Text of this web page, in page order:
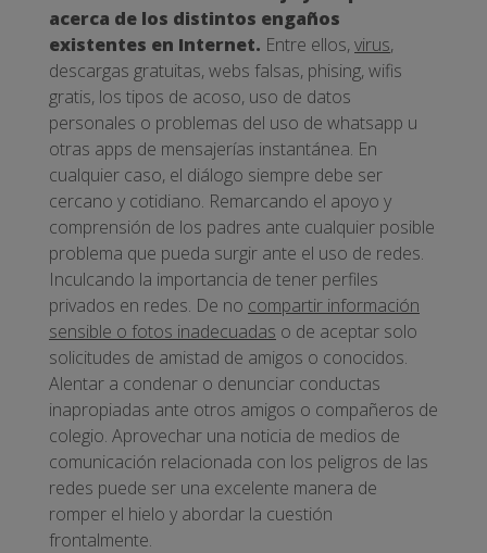
acerca de los distintos engaños
existentes en Internet. Entre ellos,virus,
descargas gratuitas, webs falsas, phising, wifis
gratis, los tipos de acoso, uso de datos
personales o problemas del uso de whatsapp u
otras apps de mensajerías instantánea. En
cualquier caso, el diálogo siempre debe ser
cercano y cotidiano. Remarcando el apoyo y
comprensión de los padres ante cualquier posible
problema que pueda surgir ante el uso de redes.
Inculcando la importancia de tener perfiles
privados en redes. De no compartir información
sensible o fotos inadecuadas o de aceptar solo
solicitudes de amistad de amigos o conocidos.
Alentar a condenar o denunciar conductas
inapropiadas ante otros amigos o compañeros de
colegio. Aprovechar una noticia de medios de
comunicación relacionada con los peligros de las
redes puede ser una excelente manera de
romper el hielo y abordar la cuestión
frontalmente.